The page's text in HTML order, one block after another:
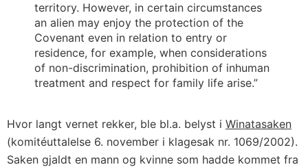
territory. However, in certain circumstances
an alien may enjoy the protection of the
Covenant even in relation to entry or
residence, for example, when considerations
of non-discrimination, prohibition of inhuman
treatment and respect for family life arise.”
Hvor langt vernet rekker, ble bl.a. belyst i Winatasaken
(komitéuttalelse 6. november i klagesak nr. 1069/2002).
Saken gjaldt en mann og kvinne som hadde kommet fra